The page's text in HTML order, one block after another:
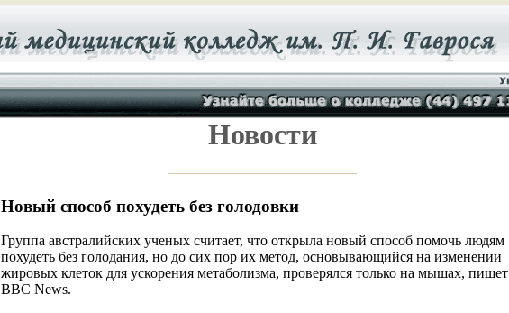
Новости
Новый способ похудеть без голодовки
Группа австралийских ученых считает, что открыла новый способ помочь людям
похудеть без голодания, но до сих пор их метод, основывающийся на изменении
жировых клеток для ускорения метаболизма, проверялся только на мышах, пишет
BBC News.